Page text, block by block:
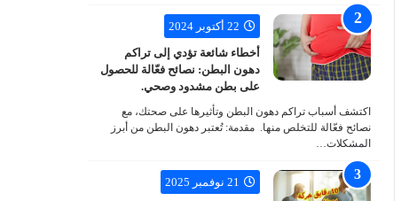
22 أكتوبر 2024
أخطاء شائعة تؤدي إلى تراكم
دهون البطن: نصائح فعّالة للحصول
على بطن مشدود وصحي.
اكتشف أسباب تراكم دهون البطن وتأثيرها على صحتك، مع
نصائح فعّالة للتخلص منها. مقدمة: تُعتبر دهون البطن من أبرز
المشكلات…
21 نوفمبر 2025